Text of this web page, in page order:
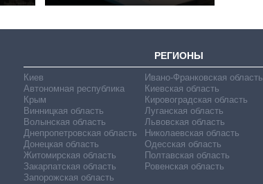
РЕГИОНЫ
Киев
Автономная республика
Крым
Винницкая область
Волынская область
Днепропетровская область
Донецкая область
Житомирская область
Закарпатская область
Запорожская область
Ивано-Франковская область
Киевская область
Кировоградская область
Луганская область
Львовская область
Николаевская область
Одесская область
Полтавская область
Ровенская область